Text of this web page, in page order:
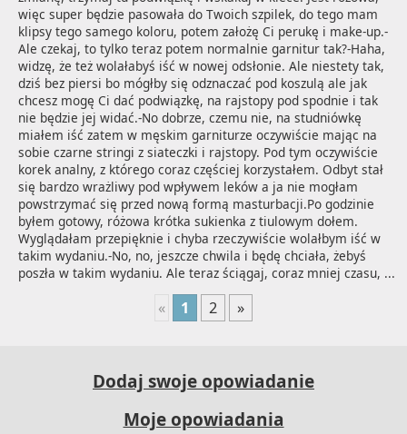
więc super będzie pasowała do Twoich szpilek, do tego mam
klipsy tego samego koloru, potem założę Ci perukę i make-up.-
Ale czekaj, to tylko teraz potem normalnie garnitur tak?-Haha,
widzę, że też wolałabyś iść w nowej odsłonie. Ale niestety tak,
dziś bez piersi bo mógłby się odznaczać pod koszulą ale jak
chcesz mogę Ci dać podwiązkę, na rajstopy pod spodnie i tak
nie będzie jej widać.-No dobrze, czemu nie, na studniówkę
miałem iść zatem w męskim garniturze oczywiście mając na
sobie czarne stringi z siateczki i rajstopy. Pod tym oczywiście
korek analny, z którego coraz częściej korzystałem. Odbyt stał
się bardzo wrażliwy pod wpływem leków a ja nie mogłam
powstrzymać się przed nową formą masturbacji.Po godzinie
byłem gotowy, różowa krótka sukienka z tiulowym dołem.
Wyglądałam przepięknie i chyba rzeczywiście wolałbym iść w
takim wydaniu.-No, no, jeszcze chwila i będę chciała, żebyś
poszła w takim wydaniu. Ale teraz ściągaj, coraz mniej czasu, ...
« 1 2 »
Dodaj swoje opowiadanie
Moje opowiadania